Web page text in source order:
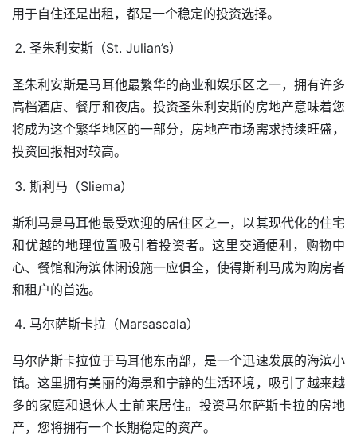
用于自住还是出租，都是一个稳定的投资选择。
圣朱利安斯（St. Julian’s）
圣朱利安斯是马耳他最繁华的商业和娱乐区之一，拥有许多
高档酒店、餐厅和夜店。投资圣朱利安斯的房地产意味着您
将成为这个繁华地区的一部分，房地产市场需求持续旺盛，
投资回报相对较高。
斯利马（Sliema）
斯利马是马耳他最受欢迎的居住区之一，以其现代化的住宅
和优越的地理位置吸引着投资者。这里交通便利，购物中
心、餐馆和海滨休闲设施一应俱全，使得斯利马成为购房者
和租户的首选。
马尔萨斯卡拉（Marsascala）
马尔萨斯卡拉位于马耳他东南部，是一个迅速发展的海滨小
镇。这里拥有美丽的海景和宁静的生活环境，吸引了越来越
多的家庭和退休人士前来居住。投资马尔萨斯卡拉的房地
产，您将拥有一个长期稳定的资产。